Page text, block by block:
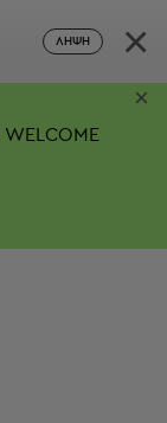
ΛΉΨΗ ×
WELCOME
×